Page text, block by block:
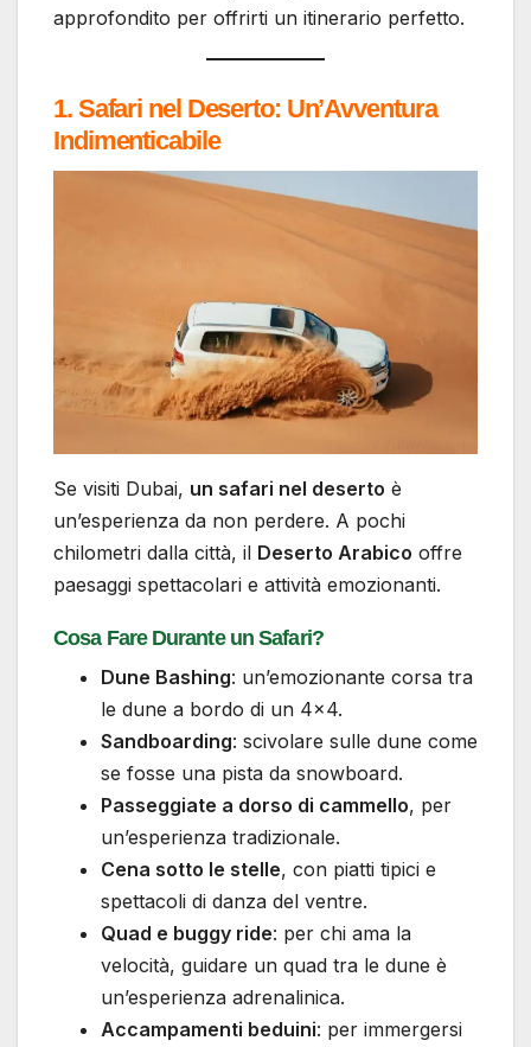
approfondito per offrirti un itinerario perfetto.
1. Safari nel Deserto: Un’Avventura
Indimenticabile
Se visiti Dubai, un safari nel deserto è
un’esperienza da non perdere. A pochi
chilometri dalla città, il Deserto Arabico offre
paesaggi spettacolari e attività emozionanti.
Cosa Fare Durante un Safari?
Dune Bashing: un’emozionante corsa tra
le dune a bordo di un 4×4.
Sandboarding: scivolare sulle dune come
se fosse una pista da snowboard.
Passeggiate a dorso di cammello, per
un’esperienza tradizionale.
Cena sotto le stelle, con piatti tipici e
spettacoli di danza del ventre.
Quad e buggy ride: per chi ama la
velocità, guidare un quad tra le dune è
un’esperienza adrenalinica.
Accampamenti beduini: per immergersi